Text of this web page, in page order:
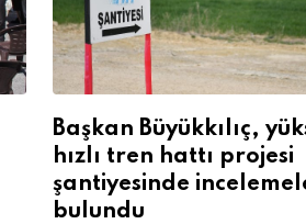
Başkan Büyükkılıç,
hızlı tren hattı projesi
şantiyesinde
bulundu